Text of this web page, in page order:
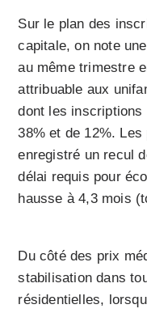
Sur le plan des
capitale, on note
au même trimestre
attribuable aux
dont les inscriptions
38% et de 12%.
enregistré un recul
délai requis pour
hausse à 4,3 mois
Du côté des prix
stabilisation dans
résidentielles,